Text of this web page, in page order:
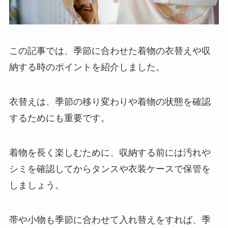
この記事では、季節に合わせた着物の衣替えや収
納する時のポイントを紹介しました。
衣替えは、季節の移り変わりや着物の状態を確認
するためにも重要です。
着物を長く楽しむために、収納する前には汚れや
シミを確認してからタンスや衣装ケースで保管を
しましょう。
帯や小物も季節に合わせて入れ替えをすれば、季